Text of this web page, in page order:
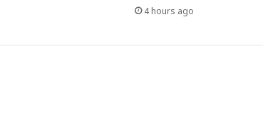
4 hours ago